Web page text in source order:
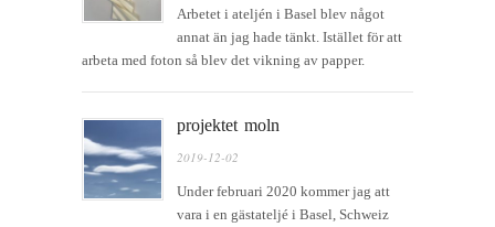
Arbetet i ateljén i Basel blev något
annat än jag hade tänkt. Istället för att
arbeta med foton så blev det vikning av papper.
projektet moln
2019-12-02
Under februari 2020 kommer jag att
vara i en gästateljé i Basel, Schweiz